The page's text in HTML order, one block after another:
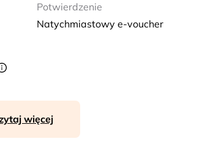
Potwierdzenie
Natychmiastowy e-voucher
więcej